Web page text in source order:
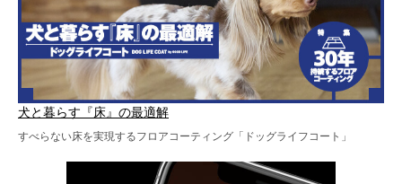
犬と暮らす『床』の最適解
すべらない床を実現するフロアコーティング「ドッグライフコート」